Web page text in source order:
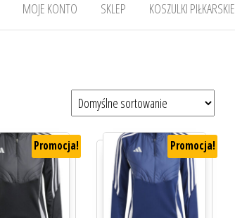
MOJE KONTO SKLEP KOSZULKI PIŁKARSKIE
Promocja! Promocja!